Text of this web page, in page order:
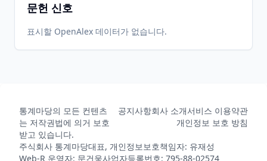
CRAN
CRAN 3.6.0
2020-04-
2026-
05-30
2026-
05-30
문헌 신호
표시할 OpenAlex 데이터가 없습니다.
통계마당의 모든 컨텐츠
는 저작권법에 의거 보호
받고 있습니다.
공지사항회사 소개서비스 이용약관
개인정보 보호 방침
주식회사 통계마당대표, 개인정보보호책임자: 유재성
Web-R 운영자: 문건웅사업자등록번호: 795-88-02574